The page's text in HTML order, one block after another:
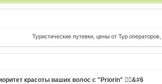
Туристические путевки, цены от Тур операторов,
красоты ваших волос с "Priorin" 💇‍♀&#6